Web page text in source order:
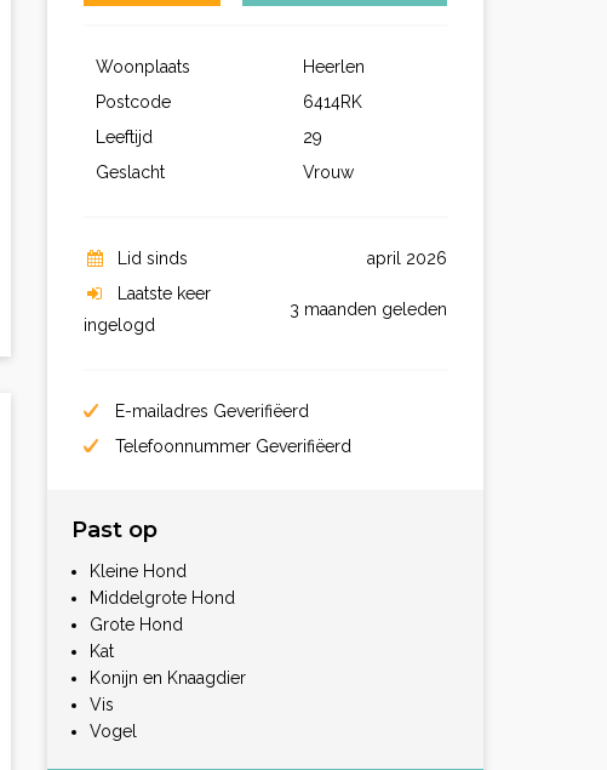
Woonplaats
Heerlen
Postcode
6414RK
Leeftijd
29
Geslacht
Vrouw
Lid sinds
april 2026
Laatste keer
ingelogd
3 maanden geleden
E-mailadres Geverifiëerd
Telefoonnummer Geverifiëerd
Past op
Kleine Hond
Middelgrote Hond
Grote Hond
Kat
Konijn en Knaagdier
Vis
Vogel